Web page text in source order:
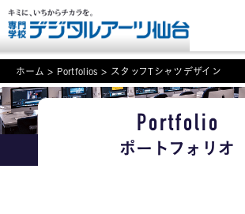
NEWS
学科・専攻案内
ホーム > Portfolios > スタッフTシャツデザイン
Portfolio
ポートフォリオ